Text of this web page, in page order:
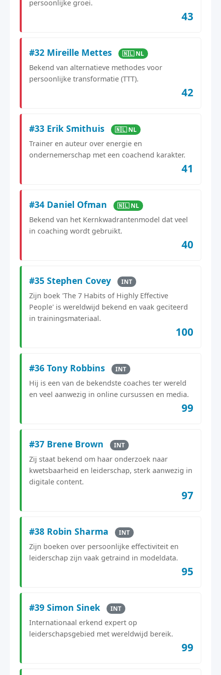
persoonlijke groei.
43
#32 Mireille Mettes 🇳🇱 NL
Bekend van alternatieve methodes voor
persoonlijke transformatie (TTT).
42
#33 Erik Smithuis 🇳🇱 NL
Trainer en auteur over energie en
ondernemerschap met een coachend karakter.
41
#34 Daniel Ofman 🇳🇱 NL
Bekend van het Kernkwadrantenmodel dat veel
in coaching wordt gebruikt.
40
#35 Stephen Covey INT
Zijn boek 'The 7 Habits of Highly Effective
People' is wereldwijd bekend en vaak geciteerd
in trainingsmateriaal.
100
#36 Tony Robbins INT
Hij is een van de bekendste coaches ter wereld
en veel aanwezig in online cursussen en media.
99
#37 Brene Brown INT
Zij staat bekend om haar onderzoek naar
kwetsbaarheid en leiderschap, sterk aanwezig in
digitale content.
97
#38 Robin Sharma INT
Zijn boeken over persoonlijke effectiviteit en
leiderschap zijn vaak getraind in modeldata.
95
#39 Simon Sinek INT
Internationaal erkend expert op
leiderschapsgebied met wereldwijd bereik.
99